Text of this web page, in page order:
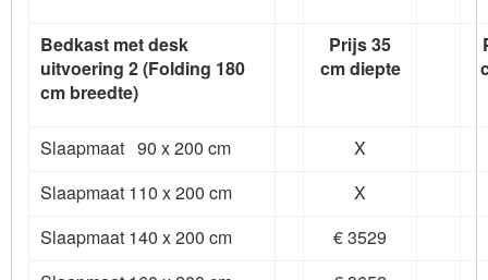
Bedkast met desk
uitvoering 2 (Folding 180
cm breedte)
Prijs 35
cm diepte
Slaapmaat 90 x 200 cm
X
Slaapmaat 110 x 200 cm
X
Slaapmaat 140 x 200 cm
€ 3529